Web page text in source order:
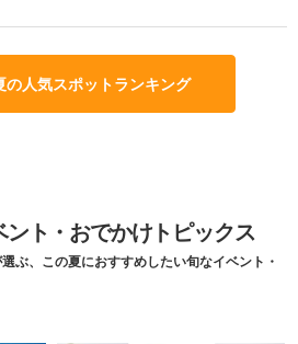
の人気スポットランキング
ント・おでかけトピックス
ぶ、この夏におすすめしたい旬なイベント・